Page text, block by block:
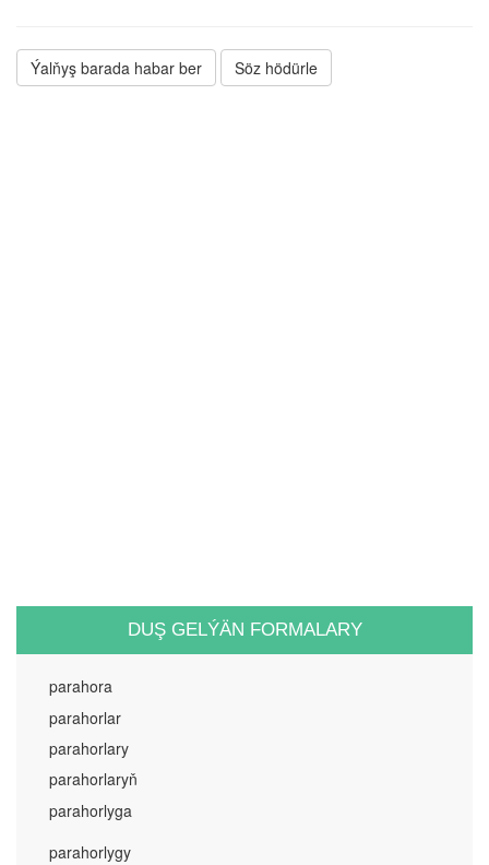
Ýalňyş barada habar ber Söz hödürle
DUŞ GELÝÄN FORMALARY
parahora
parahorlar
parahorlary
parahorlaryň
parahorlyga
parahorlygy